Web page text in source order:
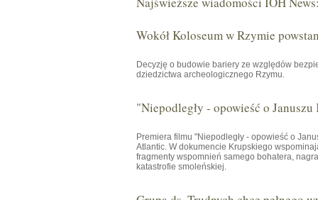
Wokół Koloseum w Rzymie
Decyzję o budowie bariery ze względów
dziedzictwa archeologicznego Rzymu.
"Niepodległy - opowieść o
Premiera filmu "Niepodległy - opowieść o
Atlantic. W dokumencie Krupskiego
fragmenty wspomnień samego bohatera,
katastrofie smoleńskiej.